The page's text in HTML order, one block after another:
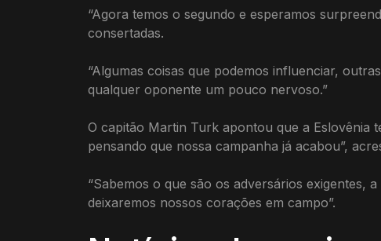
“Agora temos o segundo e esperamos
consertadas.
“Algumas coisas que podemos influenciar,
qualquer oponente um pouco nervoso.”
O capitão Martin Turk apontou que a Eslovênia
pensando que nossa campanha já acabou”,
“Sabemos o que são os adversários exigentes,
deixaremos nossos corações em campo”.